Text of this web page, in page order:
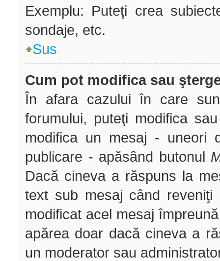
Exemplu: Puteţi crea
sondaje, etc.
Sus
Cum pot modifica sau
În afara cazului în care
forumului, puteţi modifica
modifica un mesaj - uneori
publicare - apăsând butonul
Dacă cineva a răspuns la
text sub mesaj când
modificat acel mesaj
apărea doar dacă cineva a
un moderator sau